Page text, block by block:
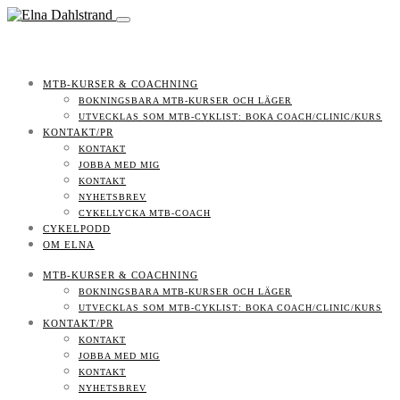
MTB-KURSER & COACHNING
BOKNINGSBARA MTB-KURSER OCH LÄGER
UTVECKLAS SOM MTB-CYKLIST: BOKA COACH/CLINIC/KURS
KONTAKT/PR
KONTAKT
JOBBA MED MIG
KONTAKT
NYHETSBREV
CYKELLYCKA MTB-COACH
CYKELPODD
OM ELNA
MTB-KURSER & COACHNING
BOKNINGSBARA MTB-KURSER OCH LÄGER
UTVECKLAS SOM MTB-CYKLIST: BOKA COACH/CLINIC/KURS
KONTAKT/PR
KONTAKT
JOBBA MED MIG
KONTAKT
NYHETSBREV